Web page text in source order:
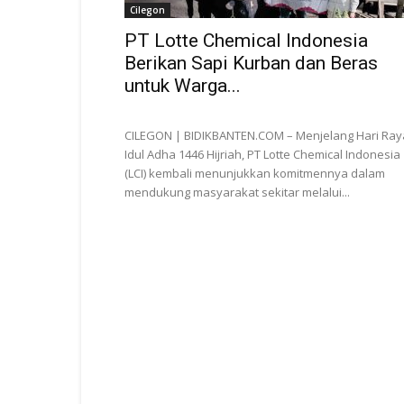
Cilegon
PT Lotte Chemical Indonesia
Berikan Sapi Kurban dan Beras
untuk Warga...
CILEGON | BIDIKBANTEN.COM – Menjelang Hari
Idul Adha 1446 Hijriah, PT Lotte Chemical Indonesia
(LCI) kembali menunjukkan komitmennya dalam
mendukung masyarakat sekitar melalui...